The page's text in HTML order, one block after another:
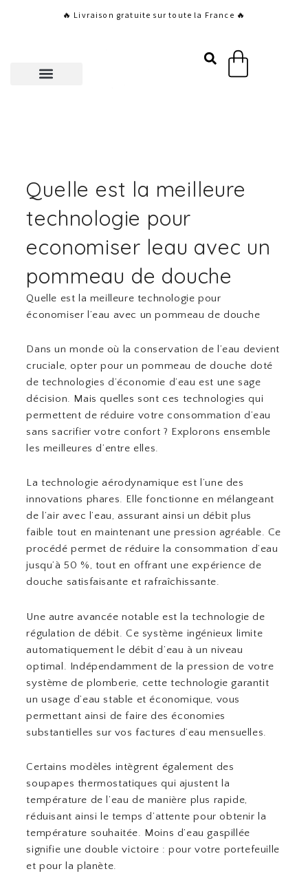
🔥 Livraison gratuite sur toute la France 🔥
Panier
Quelle est la meilleure
technologie pour
economiser leau avec un
pommeau de douche
Quelle est la meilleure technologie pour
économiser l’eau avec un pommeau de douche
Dans un monde où la conservation de l’eau devient
cruciale, opter pour un pommeau de douche doté
de technologies d’économie d’eau est une sage
décision. Mais quelles sont ces technologies qui
permettent de réduire votre consommation d’eau
sans sacrifier votre confort ? Explorons ensemble
les meilleures d’entre elles.
La technologie aérodynamique est l’une des
innovations phares. Elle fonctionne en mélangeant
de l’air avec l’eau, assurant ainsi un débit plus
faible tout en maintenant une pression agréable. Ce
procédé permet de réduire la consommation d’eau
jusqu’à 50 %, tout en offrant une expérience de
douche satisfaisante et rafraîchissante.
Une autre avancée notable est la technologie de
régulation de débit. Ce système ingénieux limite
automatiquement le débit d’eau à un niveau
optimal. Indépendamment de la pression de votre
système de plomberie, cette technologie garantit
un usage d’eau stable et économique, vous
permettant ainsi de faire des économies
substantielles sur vos factures d’eau mensuelles.
Certains modèles intègrent également des
soupapes thermostatiques qui ajustent la
température de l’eau de manière plus rapide,
réduisant ainsi le temps d’attente pour obtenir la
température souhaitée. Moins d’eau gaspillée
signifie une double victoire : pour votre portefeuille
et pour la planète.